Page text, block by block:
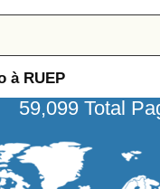
à RUEP
59,099 Total